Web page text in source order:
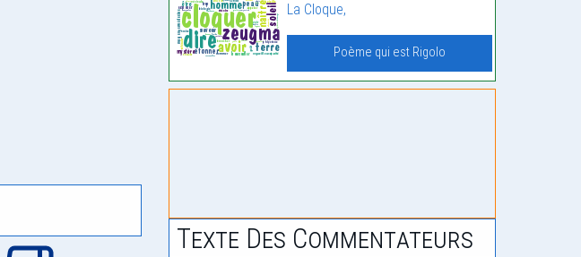
La Cloque,
Poème qui est Rigolo
Texte Des Commentateurs